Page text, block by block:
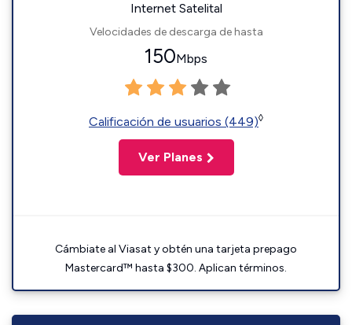
Internet Satelital
Velocidades de descarga de hasta
150Mbps
Calificación de usuarios (449)◊
Ver Planes
Cámbiate al Viasat y obtén una tarjeta prepago
Mastercard™ hasta $300. Aplican términos.